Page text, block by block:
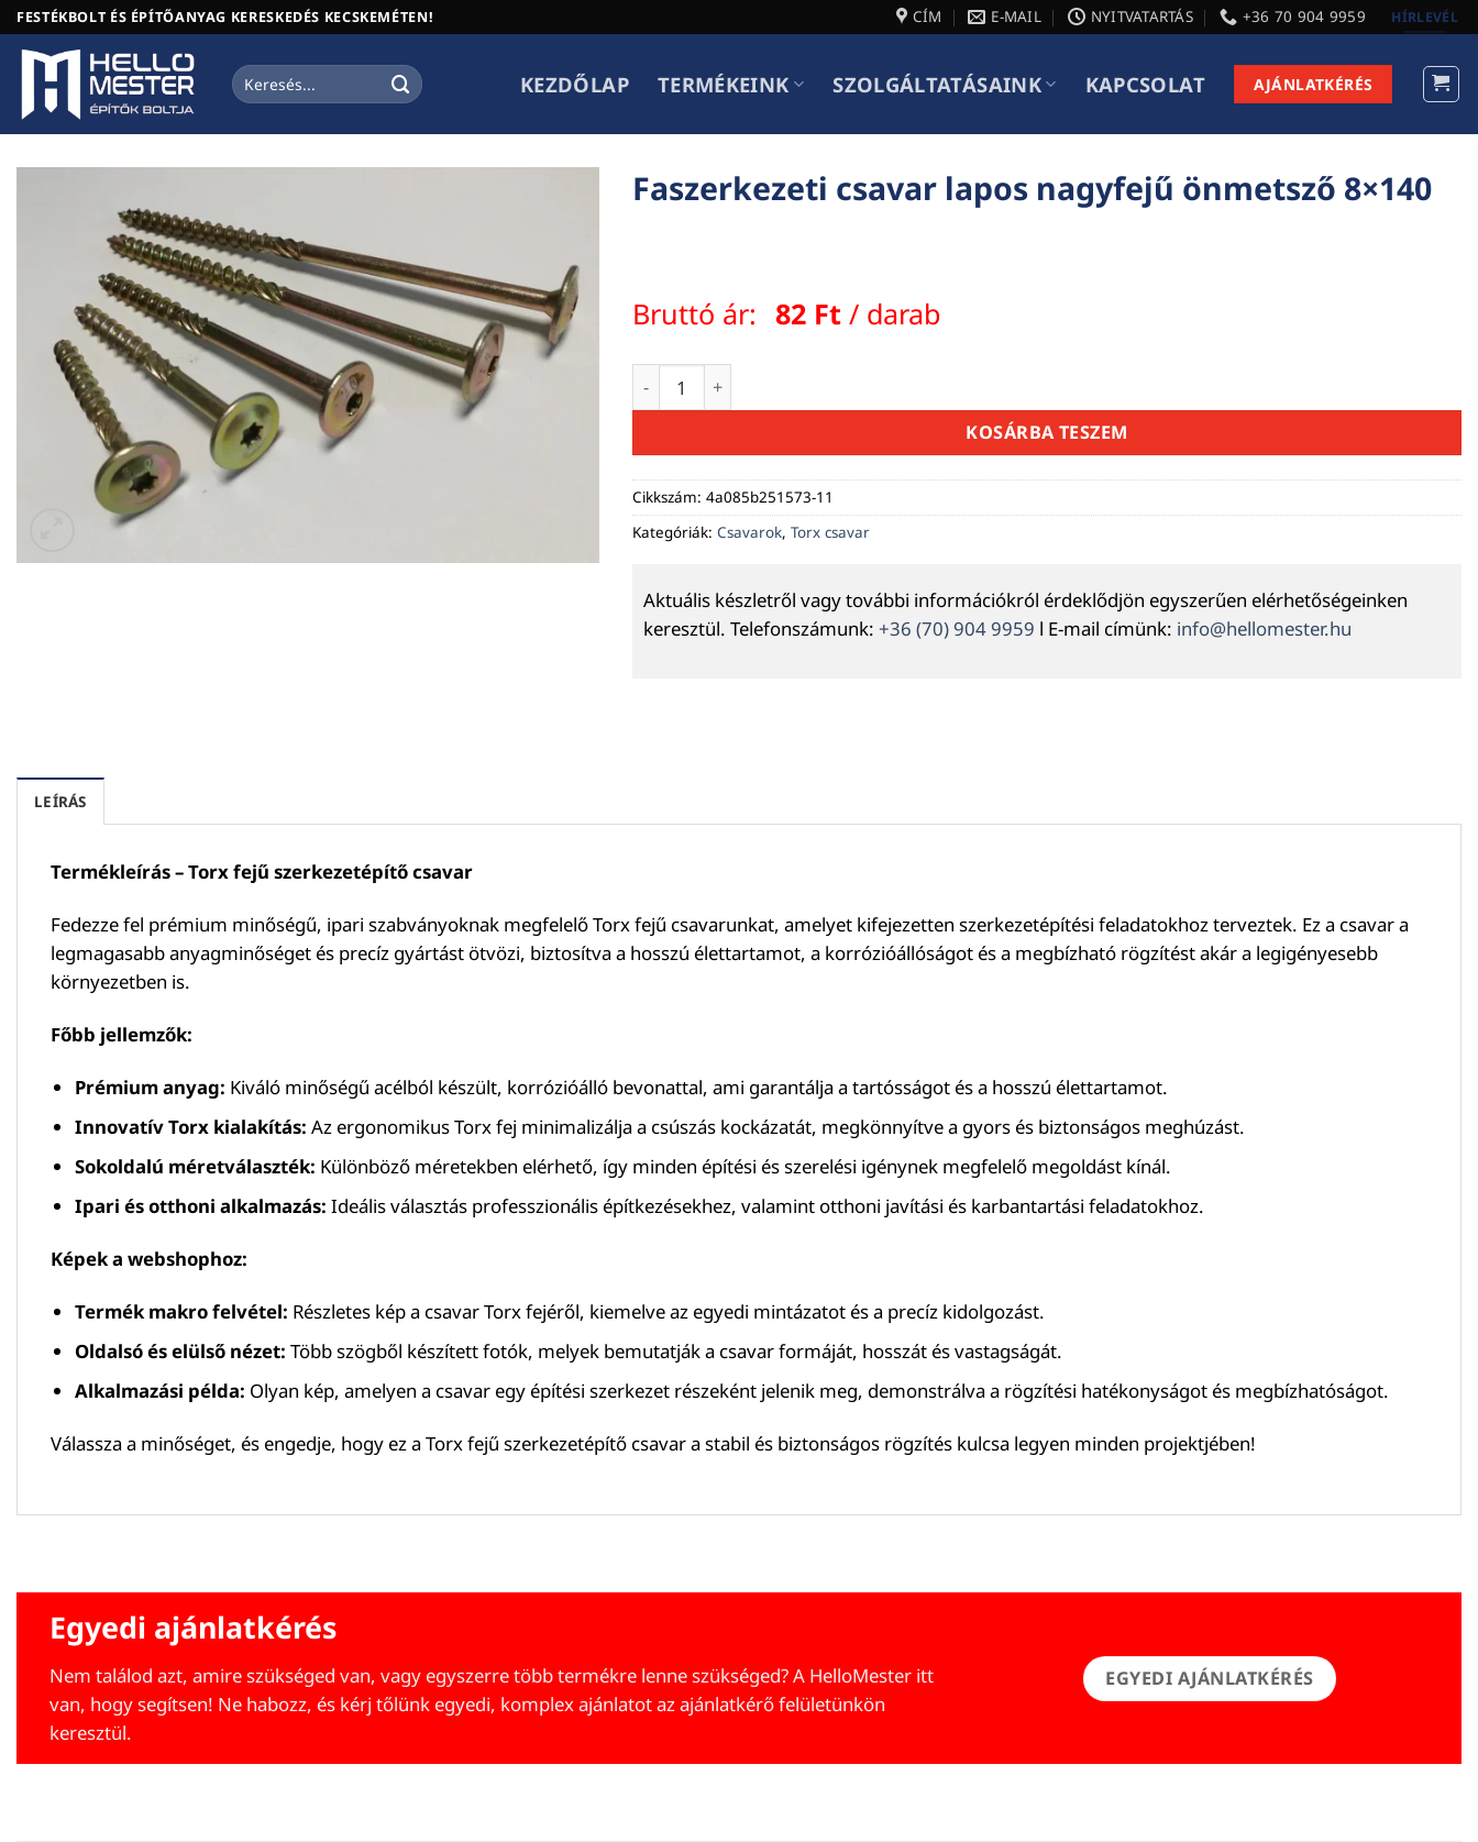
Skip
to
content
FESTÉKBOLT ÉS ÉPÍTŐANYAG KERESKEDÉS KECSKEMÉTEN! CÍM E-MAIL NYITVATARTÁS +36 70 904 9959 HÍRLEVÉL
Keresés
a
KEZDŐLAP TERMÉKEINK SZOLGÁLTATÁSAINK KAPCSOLAT AJÁNLATKÉRÉS
Faszerkezeti csavar lapos nagyfejű önmetsző 8×140
Bruttó ár: 82 Ft / darab
Faszerkezeti csavar lapos nagyfejű önmetsző 8x140 mennyiség
KOSÁRBA TESZEM
Cikkszám: 4a085b251573-11
Kategóriák: Csavarok, Torx csavar
Aktuális készletről vagy további információkról érdeklődjön egyszerűen elérhetőségeinken
keresztül. Telefonszámunk: +36 (70) 904 9959 l E-mail címünk: info@hellomester.hu
LEÍRÁS
Termékleírás – Torx fejű szerkezetépítő csavar
Fedezze fel prémium minőségű, ipari szabványoknak megfelelő Torx fejű csavarunkat, amelyet kifejezetten szerkezetépítési feladatokhoz terveztek. Ez a csavar a
legmagasabb anyagminőséget és precíz gyártást ötvözi, biztosítva a hosszú élettartamot, a korrózióállóságot és a megbízható rögzítést akár a legigényesebb
környezetben is.
Főbb jellemzők:
Prémium anyag: Kiváló minőségű acélból készült, korrózióálló bevonattal, ami garantálja a tartósságot és a hosszú élettartamot.
Innovatív Torx kialakítás: Az ergonomikus Torx fej minimalizálja a csúszás kockázatát, megkönnyítve a gyors és biztonságos meghúzást.
Sokoldalú méretválaszték: Különböző méretekben elérhető, így minden építési és szerelési igénynek megfelelő megoldást kínál.
Ipari és otthoni alkalmazás: Ideális választás professzionális építkezésekhez, valamint otthoni javítási és karbantartási feladatokhoz.
Képek a webshophoz:
Termék makro felvétel: Részletes kép a csavar Torx fejéről, kiemelve az egyedi mintázatot és a precíz kidolgozást.
Oldalsó és elülső nézet: Több szögből készített fotók, melyek bemutatják a csavar formáját, hosszát és vastagságát.
Alkalmazási példa: Olyan kép, amelyen a csavar egy építési szerkezet részeként jelenik meg, demonstrálva a rögzítési hatékonyságot és megbízhatóságot.
Válassza a minőséget, és engedje, hogy ez a Torx fejű szerkezetépítő csavar a stabil és biztonságos rögzítés kulcsa legyen minden projektjében!
Egyedi ajánlatkérés
Nem találod azt, amire szükséged van, vagy egyszerre több termékre lenne szükséged? A HelloMester itt
van, hogy segítsen! Ne habozz, és kérj tőlünk egyedi, komplex ajánlatot az ajánlatkérő felületünkön
keresztül.
EGYEDI AJÁNLATKÉRÉS